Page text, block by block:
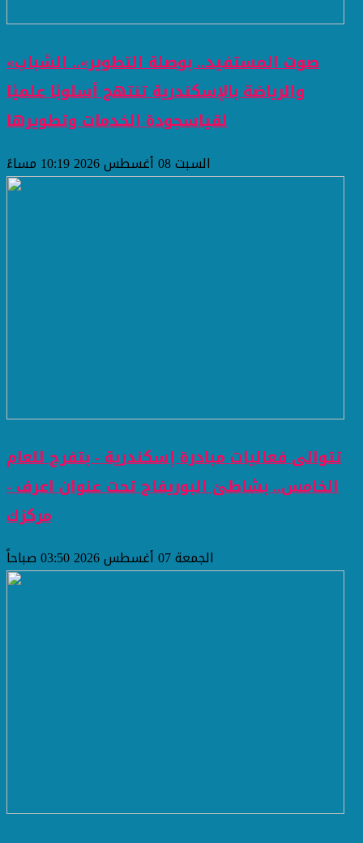
«صوت المستفيد.. بوصلة التطوير».. الشباب
والرياضة بالإسكندرية تنتهج أسلوبًا علميًا
لقياسجودة الخدمات وتطويرها
السبت 08 أغسطس 2026 10:19 مساءً
تتوالى فعاليات مبادرة إسكندرية - بتفرح للعام
الخامس.. بشاطئ البوريفاج تحت عنوان اعرف -
مركزك
الجمعة 07 أغسطس 2026 03:50 صباحاً